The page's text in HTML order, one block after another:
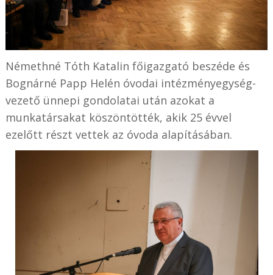
Némethné Tóth Katalin főigazgató beszéde és
Bognárné Papp Helén óvodai intézményegység-
vezető ünnepi gondolatai után azokat a
munkatársakat köszöntötték, akik 25 évvel
ezelőtt részt vettek az óvoda alapításában.